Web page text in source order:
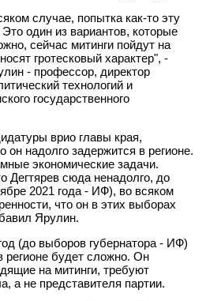
случае, попытка как-то эту
один из вариантов, которые
сейчас митинги пойдут на
гротесковый характер", -
- профессор, директор
технологий и
государственного
врио главы края,
он надолго задержится в регионе.
экономические задачи.
Дегтярев сюда ненадолго, до
2021 года - ИФ), во всяком
что он в этих выборах
Ярулин.
(до выборов губернатора - ИФ)
регионе будет сложно. Он
на митинги, требуют
а не представителя партии.